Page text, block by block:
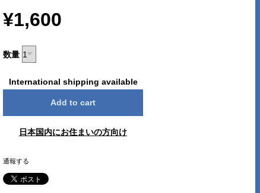
¥1,600
数量
International shipping available
Add to cart
日本国内にお住まいの方向け
通報する